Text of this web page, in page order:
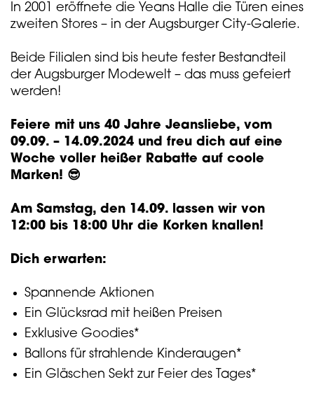
In 2001 eröffnete die Yeans Halle die Türen eines
zweiten Stores – in der Augsburger City-Galerie.
Beide Filialen sind bis heute fester Bestandteil
der Augsburger Modewelt – das muss gefeiert
werden!
Feiere mit uns 40 Jahre Jeansliebe, vom
09.09. – 14.09.2024 und freu dich auf eine
Woche voller heißer Rabatte auf coole
Marken! 😎
Am Samstag, den 14.09. lassen wir von
12:00 bis 18:00 Uhr die Korken knallen!
Dich erwarten:
Spannende Aktionen
Ein Glücksrad mit heißen Preisen
Exklusive Goodies*
Ballons für strahlende Kinderaugen*
Ein Gläschen Sekt zur Feier des Tages*